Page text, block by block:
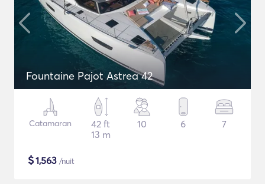
Fountaine Pajot Astrea 42
Catamaran
42 ft
13 m
10 6 7
$1,563 /nuit